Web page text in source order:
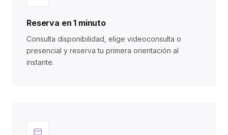
Reserva en 1 minuto
Consulta disponibilidad, elige videoconsulta o
presencial y reserva tu primera orientación al
instante.